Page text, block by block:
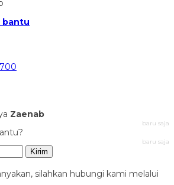
bantu
Zaenab
baru saja
baru saja
Kirim
silahkan hubungi kami melalui